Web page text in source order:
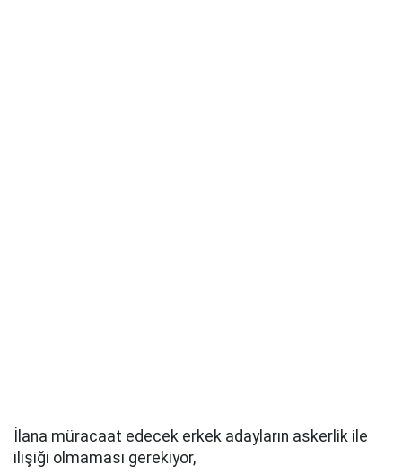
İlana müracaat edecek erkek adayların askerlik ile
ilişiği olmaması gerekiyor,